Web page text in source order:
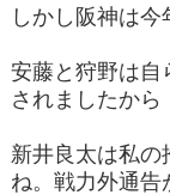
しかし阪神は今
安藤と狩野は自
されましたから
新井良太は私の
ね。戦力外通告